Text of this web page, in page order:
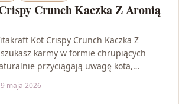
Crunch Kaczka Z Aronią
Kot Crispy Crunch Kaczka Z
szukasz karmy w formie chrupiących
przyciągają uwagę kota,
9 maja 2026